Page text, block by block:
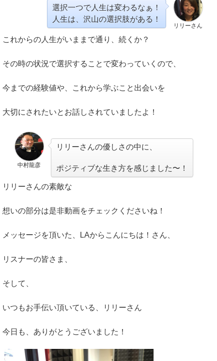
リリーさん
選択一つで人生は変わるなぁ！
人生は、沢山の選択肢がある！
これからの人生がいままで通り、続くか？
その時の状況で選択することで変わっていくので、
今までの経験値や、これから学ぶこと出会いを
大切にされたいとお話しされていましたよ！
中村龍彦
リリーさんの優しさの中に、
ポジティブな生き方を感じました〜！
リリーさんの素敵な
想いの部分は是非動画をチェックくださいね！
メッセージを頂いた、LAからこんにちは！さん、
リスナーの皆さま、
そして、
いつもお手伝い頂いている、リリーさん
今日も、ありがとうございました！